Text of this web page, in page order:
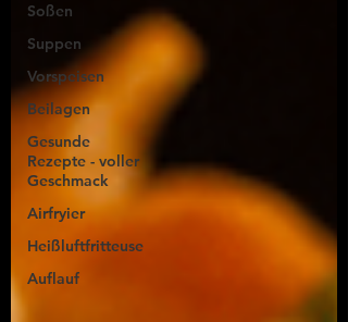
Soßen
Suppen
Vorspeisen
Beilagen
Gesunde
Rezepte - voller
Geschmack
Airfryier
Heißluftfritteuse
Auflauf